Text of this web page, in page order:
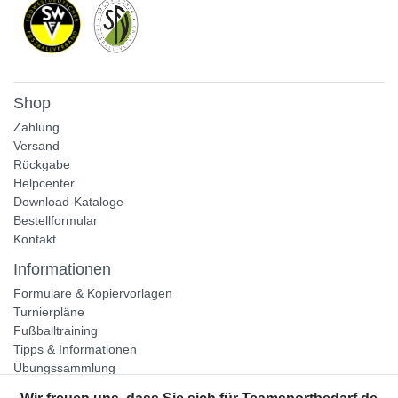
Shop
Zahlung
Versand
Rückgabe
Helpcenter
Download-Kataloge
Bestellformular
Kontakt
Informationen
Formulare & Kopiervorlagen
Turnierpläne
Fußballtraining
Tipps & Informationen
Übungssammlung